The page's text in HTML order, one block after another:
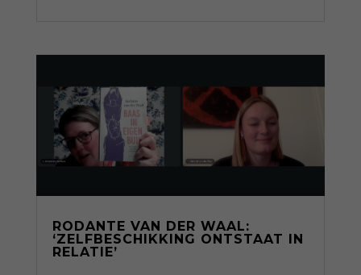
RODANTE VAN DER WAAL:
‘ZELFBESCHIKKING ONTSTAAT IN
RELATIE’